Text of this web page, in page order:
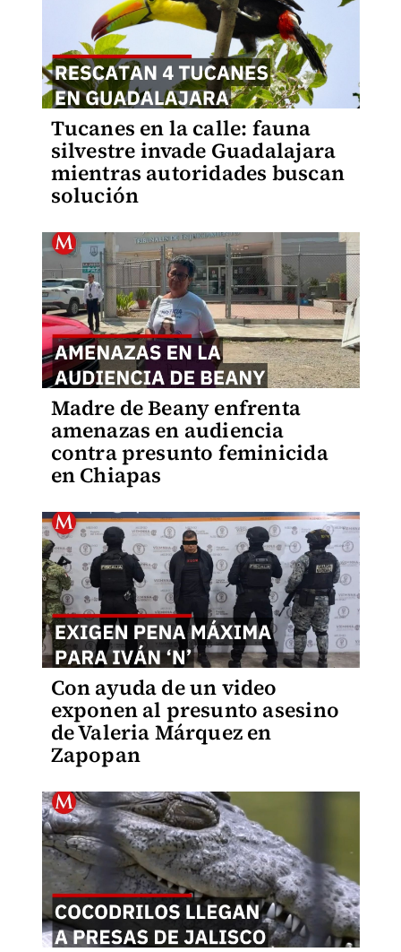
Tucanes en la calle: fauna
silvestre invade Guadalajara
mientras autoridades buscan
solución
Madre de Beany enfrenta
amenazas en audiencia
contra presunto feminicida
en Chiapas
Con ayuda de un video
exponen al presunto asesino
de Valeria Márquez en
Zapopan